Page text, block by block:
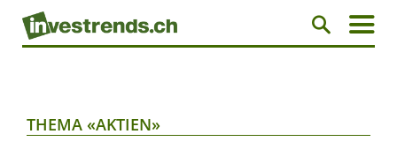
THEMA «AKTIEN»